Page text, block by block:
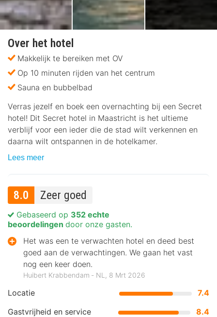
Over het hotel
Makkelijk te bereiken met OV
Op 10 minuten rijden van het centrum
Sauna en bubbelbad
Verras jezelf en boek een overnachting bij een Secret
hotel! Dit Secret hotel in Maastricht is het ultieme
verblijf voor een ieder die de stad wilt verkennen en
daarna wilt ontspannen in de hotelkamer.
Lees meer
8.0 Zeer goed
Locatie
7.4
Gastvrijheid en service
8.4
Gebaseerd op 352 echte
beoordelingen door onze gasten.
Het was een te verwachten hotel en deed best
goed aan de verwachtingen. We gaan het vast
nog een keer doen.
Huibert Krabbendam ‐ NL, 8 Mrt 2026